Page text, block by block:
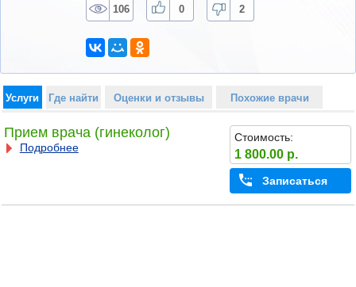
106 0 2
Услуги Где найти Оценки и отзывы Похожие врачи
Прием врача (гинеколог)
Подробнее
Стоимость:
1 800.00 р.
Записаться